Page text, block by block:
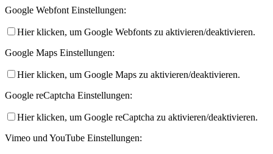
Google Webfont Einstellungen:
Hier klicken, um Google Webfonts zu aktivieren/deaktivieren.
Google Maps Einstellungen:
Hier klicken, um Google Maps zu aktivieren/deaktivieren.
Google reCaptcha Einstellungen:
Hier klicken, um Google reCaptcha zu aktivieren/deaktivieren.
Vimeo und YouTube Einstellungen: